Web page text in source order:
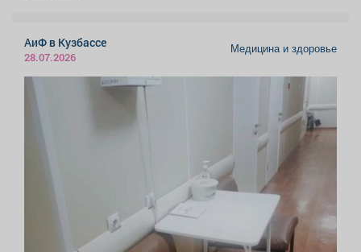
АиФ в Кузбассе
28.07.2026
Медицина и здоровье